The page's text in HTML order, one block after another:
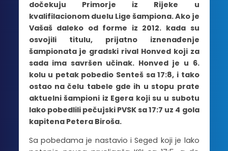
dočekuju Primorje iz Rijeke u
kvalifilacionom duelu Lige šampiona. Ako je
Vašaš daleko od forme iz 2012. kada su
osvojili titulu, prijatno iznenađenje
šampionata je gradski rival Honved koji za
sada ima savršen učinak. Honved je u 6.
kolu u petak pobedio Senteš sa 17:8, i tako
ostao na čelu tabele gde ih u stopu prate
aktuelni šampioni iz Egera koji su u subotu
lako pobedlili pečujski PVSK sa 17:7 uz 4 gola
kapitena Petera Biroša.
Sa pobedama je nastavio i Seged koji je lako